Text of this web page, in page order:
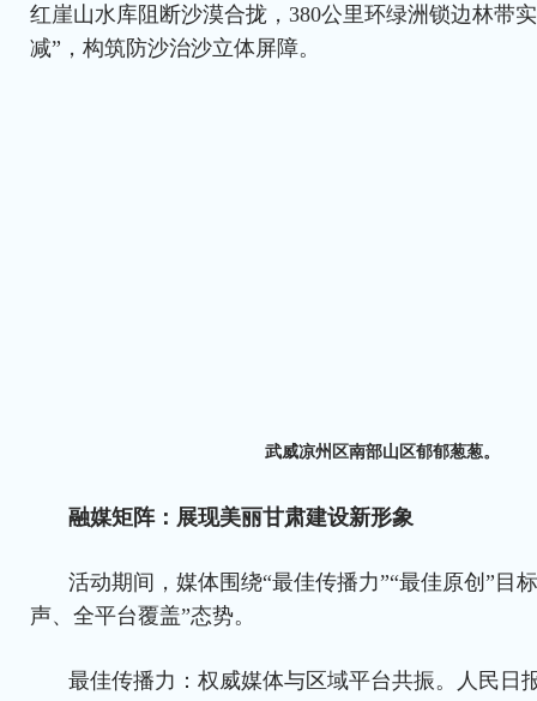
红崖山水库阻断沙漠合拢，380公里环绿洲锁边林带
减”，构筑防沙治沙立体屏障。
武威凉州区南部山区郁郁葱葱。
融媒矩阵：展现美丽甘肃建设新形象
活动期间，媒体围绕“最佳传播力”“最佳原创”目
声、全平台覆盖”态势。
最佳传播力：权威媒体与区域平台共振。人民日